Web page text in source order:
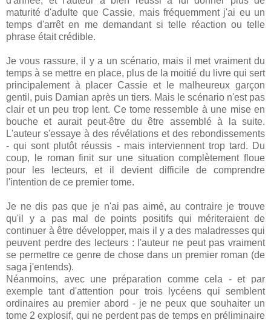
maturité d'adulte que Cassie, mais fréquemment j'ai eu un
temps d'arrêt en me demandant si telle réaction ou telle
phrase était crédible.
Je vous rassure, il y a un scénario, mais il met vraiment du
temps à se mettre en place, plus de la moitié du livre qui sert
principalement à placer Cassie et le malheureux garçon
gentil, puis Damian après un tiers. Mais le scénario n'est pas
clair et un peu trop lent. Ce tome ressemble à une mise en
bouche et aurait peut-être du être assemblé à la suite.
L'auteur s'essaye à des révélations et des rebondissements
- qui sont plutôt réussis - mais interviennent trop tard. Du
coup, le roman finit sur une situation complètement floue
pour les lecteurs, et il devient difficile de comprendre
l'intention de ce premier tome.
Je ne dis pas que je n'ai pas aimé, au contraire je trouve
qu'il y a pas mal de points positifs qui mériteraient de
continuer à être développer, mais il y a des maladresses qui
peuvent perdre des lecteurs : l'auteur ne peut pas vraiment
se permettre ce genre de chose dans un premier roman (de
saga j'entends).
Néanmoins, avec une préparation comme cela - et par
exemple tant d'attention pour trois lycéens qui semblent
ordinaires au premier abord - je ne peux que souhaiter un
tome 2 explosif, qui ne perdent pas de temps en préliminaire